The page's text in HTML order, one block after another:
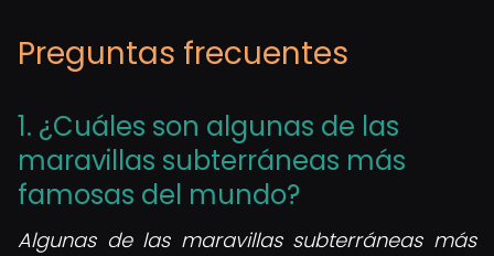
Preguntas frecuentes
1. ¿Cuáles son algunas de las
maravillas subterráneas más
famosas del mundo?
Algunas de las maravillas subterráneas más